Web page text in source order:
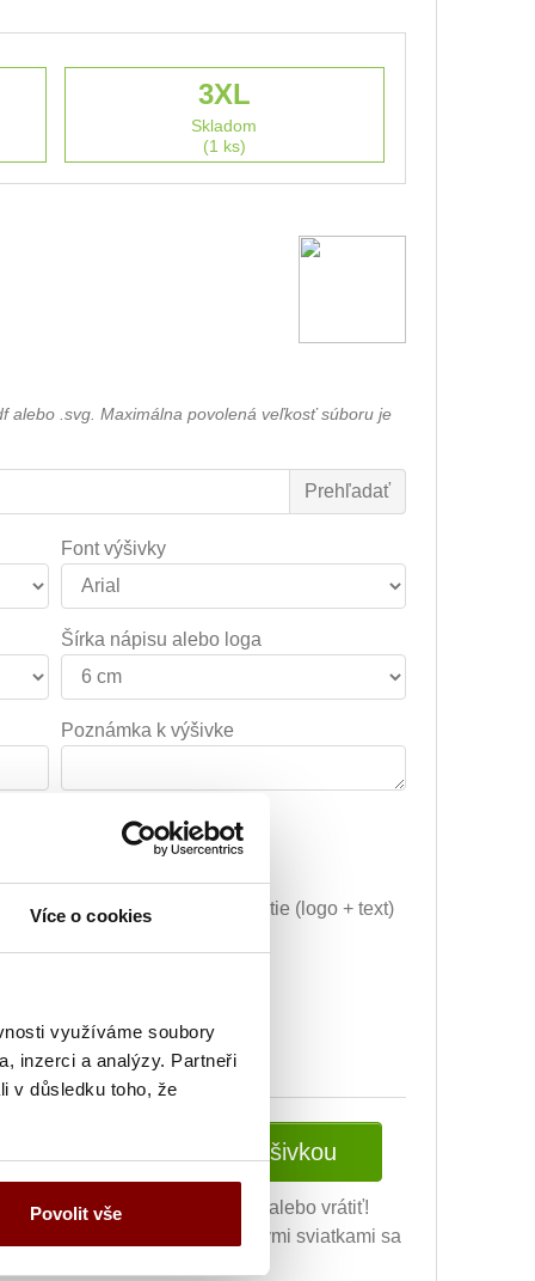
Více o cookies
využíváme soubory
inzerci a analýzy. Partneři
v důsledku toho, že
Povolit vše
3XL
Skladom
(1 ks)
alebo .svg. Maximálna povolená veľkosť súboru je
Font výšivky
Šírka nápisu alebo loga
Poznámka k výšivke
Vyšitie loga + 5.10€
Grafická úprava a vyšitie (logo + text)
Vložiť do košíka s výšivkou
výšivky nie je možné vymeniť alebo vrátiť!
dní (v čase pred vianočnými sviatkami sa